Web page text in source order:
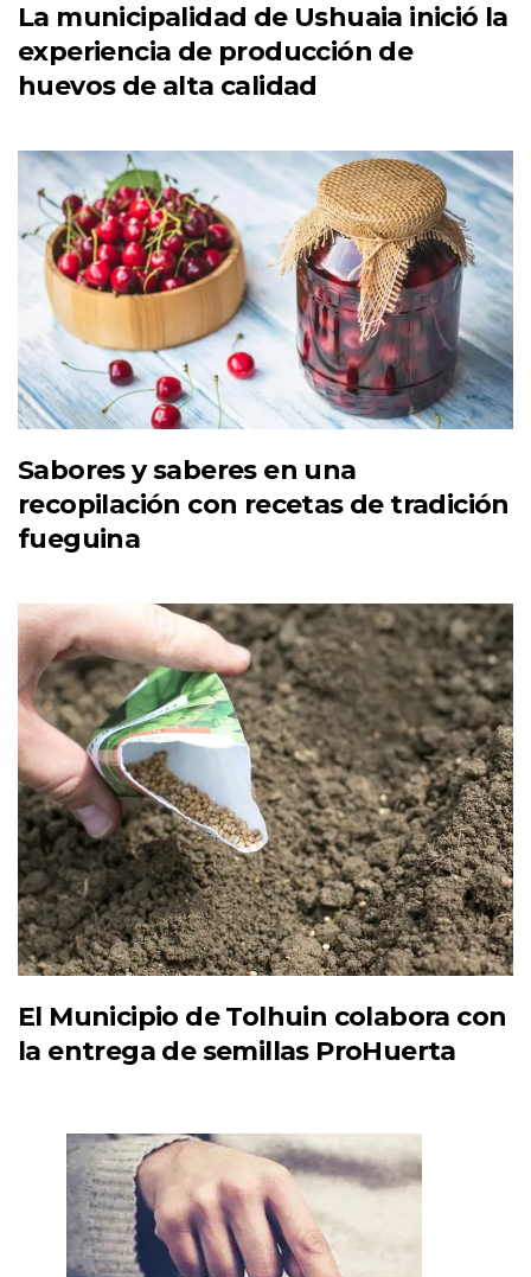
La municipalidad de Ushuaia inició la
experiencia de producción de
huevos de alta calidad
Sabores y saberes en una
recopilación con recetas de tradición
fueguina
El Municipio de Tolhuin colabora con
la entrega de semillas ProHuerta